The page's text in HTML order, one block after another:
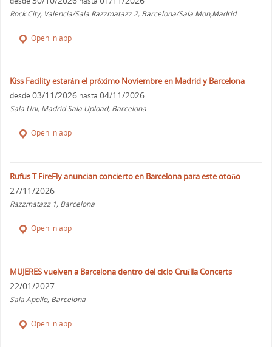
Rock City, Valencia/Sala Razzmatazz 2, Barcelona/Sala Mon,Madrid
Open in app
Kiss Facility estarán el próximo Noviembre en Madrid y Barcelona
desde 03/11/2026 hasta 04/11/2026
Sala Uni, Madrid Sala Upload, Barcelona
Open in app
Rufus T FireFly anuncian concierto en Barcelona para este otoño
27/11/2026
Razzmatazz 1, Barcelona
Open in app
MUJERES vuelven a Barcelona dentro del ciclo Cruïlla Concerts
22/01/2027
Sala Apollo, Barcelona
Open in app